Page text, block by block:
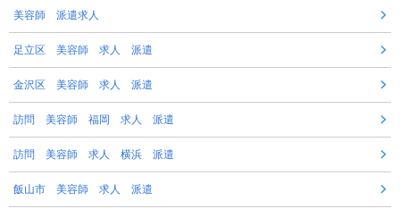
美容師 派遣求人
足立区 美容師 求人 派遣
金沢区 美容師 求人 派遣
訪問 美容師 福岡 求人 派遣
訪問 美容師 求人 横浜 派遣
飯山市 美容師 求人 派遣